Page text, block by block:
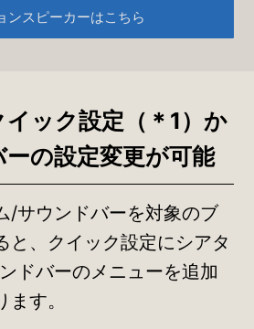
ンスピーカーはこちら
ック設定（＊1）か
の設定変更が可能
/サウンドバーを対象のブ
と、クイック設定にシアタ
ドバーのメニューを追加
す。